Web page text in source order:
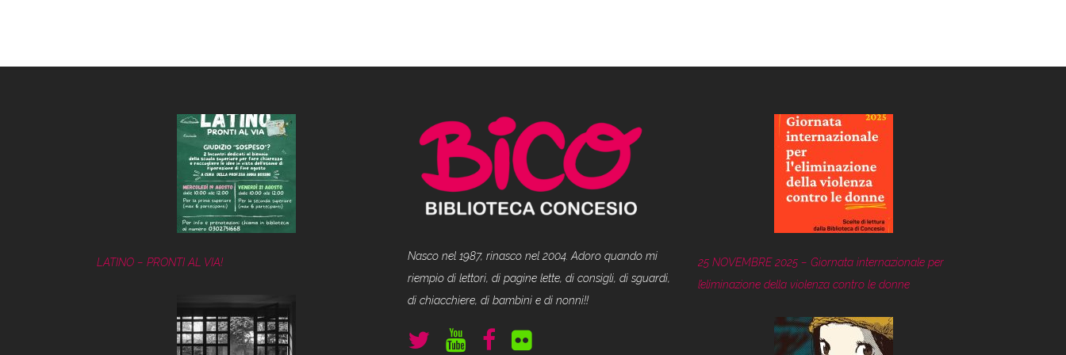
LATINO – PRONTI AL VIA!
Nasco nel 1987, rinasco nel 2004. Adoro quando mi
riempio di lettori, di pagine lette, di consigli, di sguardi,
di chiacchiere, di bambini e di nonni!!
25 NOVEMBRE 2025 – Giornata internazionale per
l’eliminazione della violenza contro le donne